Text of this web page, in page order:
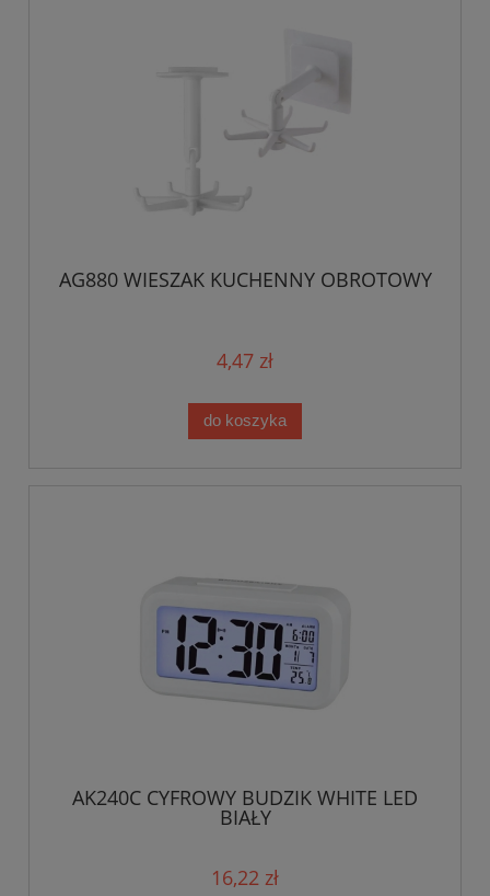
AG880 WIESZAK KUCHENNY OBROTOWY
4,47 zł
do koszyka
AK240C CYFROWY BUDZIK WHITE LED
BIAŁY
16,22 zł